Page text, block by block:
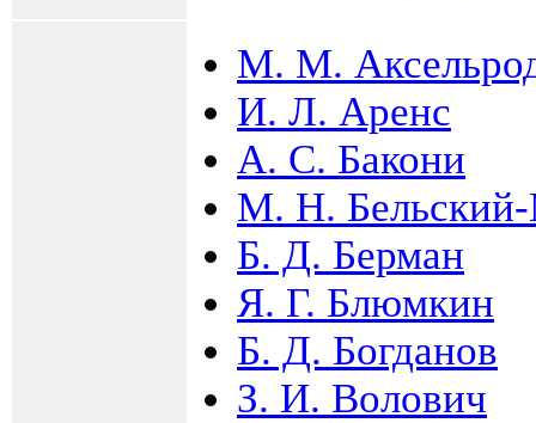
М. М.
И. Л. Аренс
А. С. Бакони
М. Н.
Б. Д. Берман
Я. Г. Блюмкин
Б. Д. Богданов
З. И. Волович